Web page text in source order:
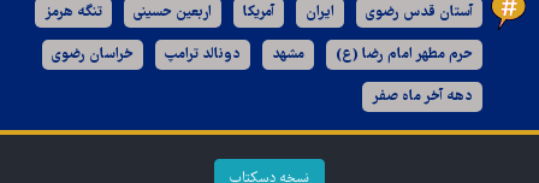
آستان قدس رضوی ایران آمریکا اربعین حسینی تنگه هرمز
حرم مطهر امام رضا (ع) مشهد دونالد ترامپ خراسان رضوی
دهه آخر ماه صفر
نسخه دسکتاپ